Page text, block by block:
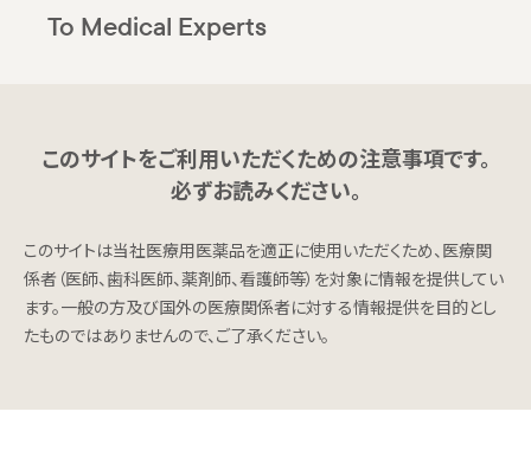
メッセージ
企業情報
太陽ファルマの取り組み
太陽HDグループ企業として
採用メッセージ
To Medical Experts
このサイトをご利用いただくための注意事項です。
必ずお読みください。
このサイトは当社医療用医薬品を適正に使用いただくため、医療関
係者（医師、歯科医師、薬剤師、看護師等）を対象に情報を提供してい
ます。一般の方及び国外の医療関係者に対する情報提供を目的とし
たものではありませんので、ご了承ください。